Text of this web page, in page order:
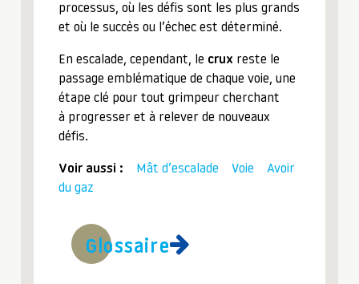
processus, où les défis sont les plus grands
et où le succès ou l’échec est déterminé.
En escalade, cependant, le crux reste le
passage emblématique de chaque voie, une
étape clé pour tout grimpeur cherchant
à progresser et à relever de nouveaux
défis.
Voir aussi : Mât d’escalade Voie
Avoir
du gaz
Glossaire